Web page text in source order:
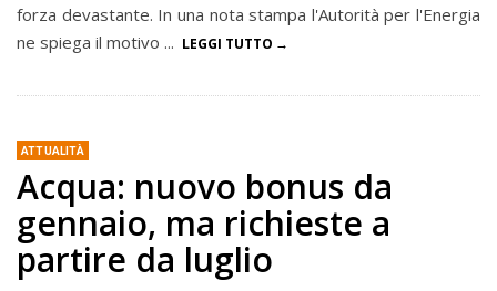
forza devastante. In una nota stampa l'Autorità per l'Energia
ne spiega il motivo ... LEGGI TUTTO
ATTUALITÀ
Acqua: nuovo bonus da
gennaio, ma richieste a
partire da luglio